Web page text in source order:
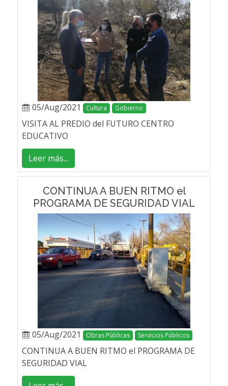
05/Aug/2021 Cultura Gobierno
VISITA AL PREDIO del FUTURO CENTRO
EDUCATIVO
Leer más...
CONTINUA A BUEN RITMO el
PROGRAMA DE SEGURIDAD VIAL
05/Aug/2021 Obras Públicas Servicios Públicos
CONTINUA A BUEN RITMO el PROGRAMA DE
SEGURIDAD VIAL